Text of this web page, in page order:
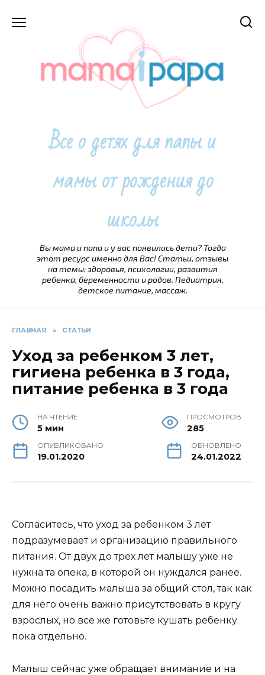
Все о детях для папы и
мамы от рождения до
школы
Вы мама и папа и у вас появились дети? Тогда
этот ресурс именно для Вас! Статьи, отзывы
на темы: здоровья, психологии, развития
ребенка, беременности и родов. Педиатрия,
детское питание, массаж.
ГЛАВНАЯ » СТАТЬИ
Уход за ребенком 3 лет,
гигиена ребенка в 3 года,
питание ребенка в 3 года
НА ЧТЕНИЕ
5 мин
ПРОСМОТРОВ
285
ОПУБЛИКОВАНО
19.01.2020
ОБНОВЛЕНО
24.01.2022
Согласитесь, что уход за ребенком 3 лет
подразумевает и организацию правильного
питания. От двух до трех лет малышу уже не
нужна та опека, в которой он нуждался ранее.
Можно посадить малыша за общий стол, так как
для него очень важно присутствовать в кругу
взрослых, но все же готовьте кушать ребенку
пока отдельно.
Малыш сейчас уже обращает внимание и на